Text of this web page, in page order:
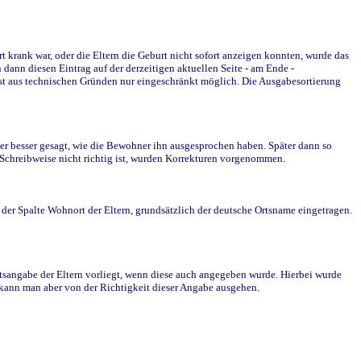
war, oder die Eltern die Geburt nicht sofort anzeigen konnten, wurde das
diesen Eintrag auf der derzeitigen aktuellen Seite - am Ende -
technischen Gründen nur eingeschränkt möglich. Die Ausgabesortierung
gesagt, wie die Bewohner ihn ausgesprochen haben. Später dann so
nicht richtig ist, wurden Korrekturen vorgenommen.
Spalte Wohnort der Eltern, grundsätzlich der deutsche Ortsname eingetragen.
der Eltern vorliegt, wenn diese auch angegeben wurde. Hierbei wurde
man aber von der Richtigkeit dieser Angabe ausgehen.